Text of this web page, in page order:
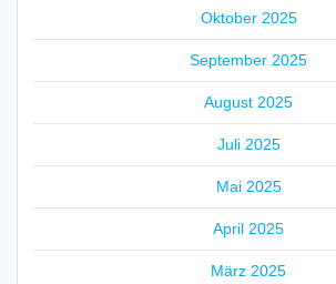
Oktober 2025
September 2025
August 2025
Juli 2025
Mai 2025
April 2025
März 2025